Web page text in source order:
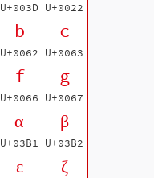
U+003D U+0022
b
U+0062
c
U+0063
f
U+0066
g
U+0067
α
U+03B1
β
U+03B2
ε ζ